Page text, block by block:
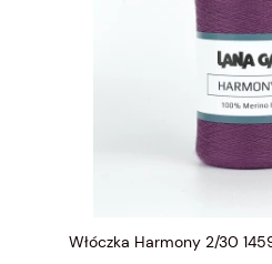
Włóczka Harmony 2/30